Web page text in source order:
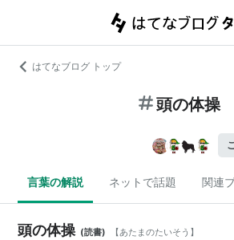
はてなブログ トップ
頭の体操
言葉の解説 ネットで話題 関連
頭の体操 (読書) 【あたまのたいそう 】